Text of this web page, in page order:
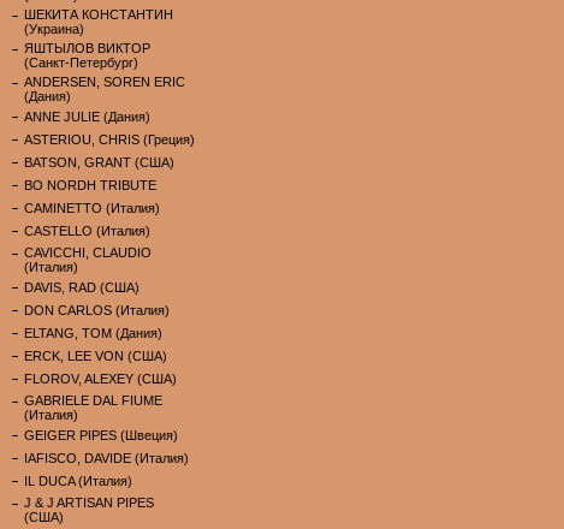
ШЕКИТА КОНСТАНТИН
(Украина)
ЯШТЫЛОВ ВИКТОР
(Санкт-Петербург)
ANDERSEN, SOREN ERIC
(Дания)
ANNE JULIE (Дания)
ASTERIOU, CHRIS (Греция)
BATSON, GRANT (США)
BO NORDH TRIBUTE
CAMINETTO (Италия)
CASTELLO (Италия)
CAVICCHI, CLAUDIO
(Италия)
DAVIS, RAD (США)
DON CARLOS (Италия)
ELTANG, TOM (Дания)
ERCK, LEE VON (США)
FLOROV, ALEXEY (США)
GABRIELE DAL FIUME
(Италия)
GEIGER PIPES (Швеция)
IAFISCO, DAVIDE (Италия)
IL DUCA (Италия)
J & J ARTISAN PIPES
(США)